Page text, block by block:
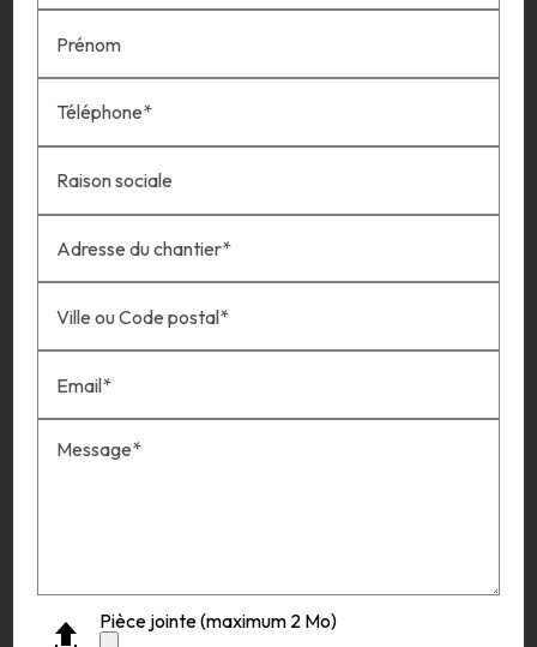
Prénom
Téléphone*
Raison sociale
Adresse du chantier*
Ville ou Code postal*
Email*
Message*
Pièce jointe (maximum 2 Mo)